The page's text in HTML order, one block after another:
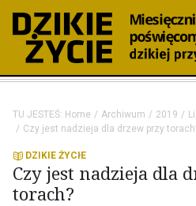
TU JESTEŚ: Home Archiwum 2019
Czy jest nadzieja dla drzew przy
DZIKIE ŻYCIE
Czy jest nadzieja dla
torach?